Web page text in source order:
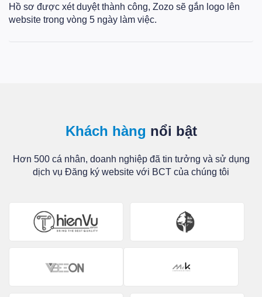
Hồ sơ được xét duyệt thành công, Zozo sẽ gắn logo lên
website trong vòng 5 ngày làm việc.
Khách hàng nổi bật
Hơn 500 cá nhân, doanh nghiệp đã tin tưởng và sử dụng
dịch vụ Đăng ký website với BCT của chúng tôi